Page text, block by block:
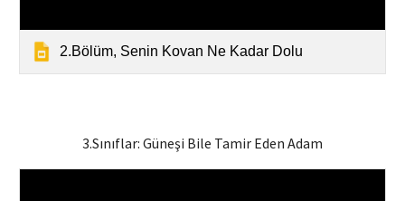
2.Bölüm, Senin Kovan Ne Kadar Dolu
3.Sınıflar: Güneşi Bile Tamir Eden Adam